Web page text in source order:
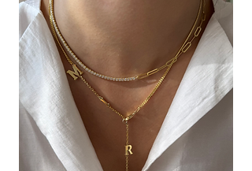
yoktur.Ürünler sipariş üstüne kişiye
özel olarak hazırlanır.Küpe
kategorisindeki ürünlerimiz hijyen
nedeniyle iade alınmamaktadır.
Diğer ürünlerimiz için bizimle 14
gün içinde iletişime geçerek
iade değişim talebinizi
iletebilirsiniz.İade/değişim sürecin
deki kargo ücreti yine anlaşmalı
ücretimizle,tarafınızca